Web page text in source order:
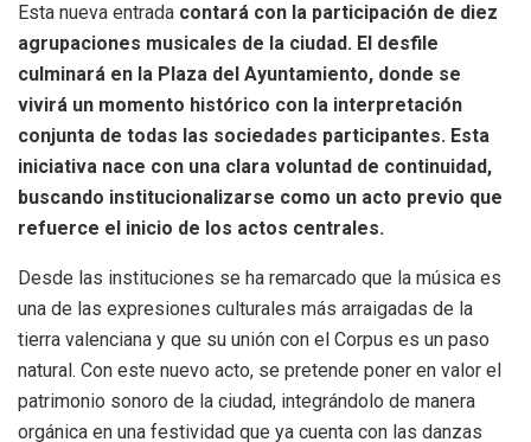
Esta nueva entrada contará con la participación de diez
agrupaciones musicales de la ciudad. El desfile
culminará en la Plaza del Ayuntamiento, donde se
vivirá un momento histórico con la interpretación
conjunta de todas las sociedades participantes. Esta
iniciativa nace con una clara voluntad de continuidad,
buscando institucionalizarse como un acto previo que
refuerce el inicio de los actos centrales.
Desde las instituciones se ha remarcado que la música es
una de las expresiones culturales más arraigadas de la
tierra valenciana y que su unión con el Corpus es un paso
natural. Con este nuevo acto, se pretende poner en valor el
patrimonio sonoro de la ciudad, integrándolo de manera
orgánica en una festividad que ya cuenta con las danzas